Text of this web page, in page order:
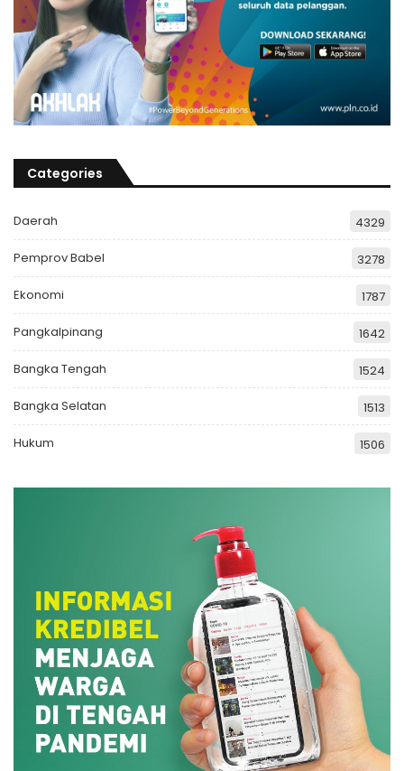
Categories
Daerah 4329
Pemprov Babel 3278
Ekonomi 1787
Pangkalpinang 1642
Bangka Tengah 1524
Bangka Selatan 1513
Hukum 1506